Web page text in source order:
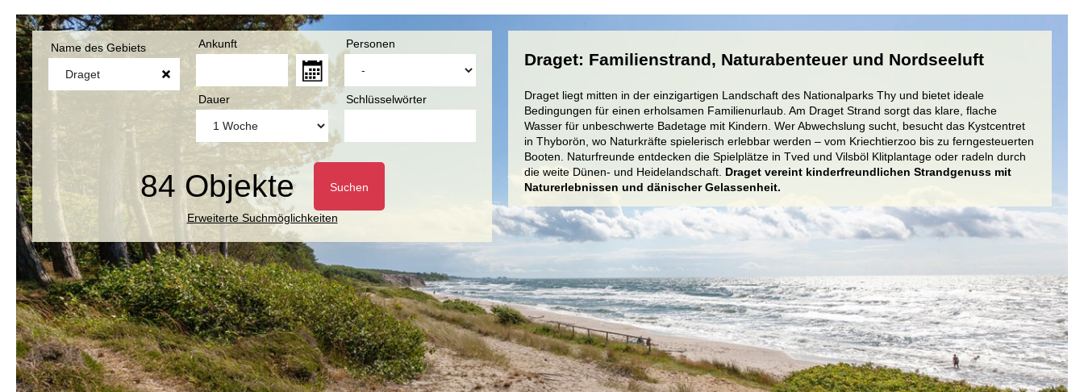
Draget: Familienstrand, Naturabenteuer und Nordseeluft
Draget liegt mitten in der einzigartigen Landschaft des Nationalparks Thy und bietet ideale
Bedingungen für einen erholsamen Familienurlaub. Am Draget Strand sorgt das klare, flache
Wasser für unbeschwerte Badetage mit Kindern. Wer Abwechslung sucht, besucht das Kystcentret
in Thyborön, wo Naturkräfte spielerisch erlebbar werden – vom Kriechtierzoo bis zu ferngesteuerten
Booten. Naturfreunde entdecken die Spielplätze in Tved und Vilsböl Klitplantage oder radeln durch
die weite Dünen- und Heidelandschaft. Draget vereint kinderfreundlichen Strandgenuss mit
Naturerlebnissen und dänischer Gelassenheit.
Name des Gebiets Ankunft
Dauer
Personen
Schlüsselwörter
84 Objekte Suchen
Erweiterte Suchmöglichkeiten